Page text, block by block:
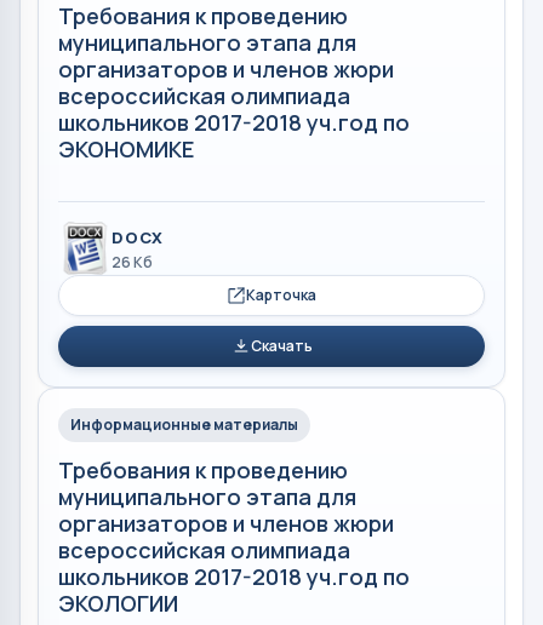
Требования к проведению
муниципального этапа для
организаторов и членов жюри
всероссийская олимпиада
школьников 2017-2018 уч.год по
ЭКОНОМИКЕ
DOCX
26 Кб
Карточка
Скачать
Информационные материалы
Требования к проведению
муниципального этапа для
организаторов и членов жюри
всероссийская олимпиада
школьников 2017-2018 уч.год по
ЭКОЛОГИИ